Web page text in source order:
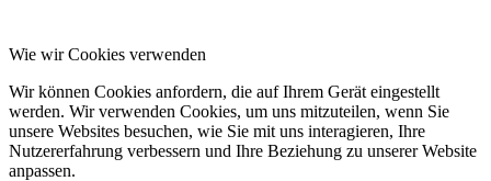
Wie wir Cookies verwenden
Wir können Cookies anfordern, die auf Ihrem Gerät eingestellt
werden. Wir verwenden Cookies, um uns mitzuteilen, wenn Sie
unsere Websites besuchen, wie Sie mit uns interagieren, Ihre
Nutzererfahrung verbessern und Ihre Beziehung zu unserer Website
anpassen.